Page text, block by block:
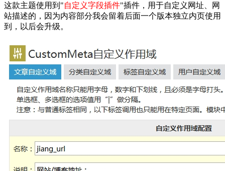
这款主题使用到"自定义字段插件"插件，用于自定义网址、网
站描述的，因为内容部分我会留着后面一个版本独立内页使用
到，以后会升级。